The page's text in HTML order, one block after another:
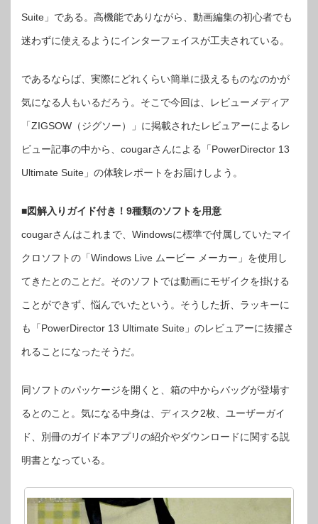
Suite」である。高機能でありながら、動画編集の初心者でも
迷わずに使えるようにインターフェイスが工夫されている。
であるならば、実際にどれくらい簡単に扱えるものなのかが
気になる人もいるだろう。そこで今回は、レビューメディア
「ZIGSOW（ジグソー）」に掲載されたレビュアーによるレ
ビュー記事の中から、cougarさんによる「PowerDirector 13
Ultimate Suite」の体験レポートをお届けしよう。
■図解入りガイド付き！9種類のソフトを用意
cougarさんはこれまで、Windowsに標準で付属していたマイ
クロソフトの「Windows Live ムービー メーカー」を使用し
てきたとのことだ。そのソフトでは動画にモザイクを掛ける
ことができず、悩んでいたという。そうした折、ラッキーに
も「PowerDirector 13 Ultimate Suite」のレビュアーに抜擢さ
れることになったそうだ。
同ソフトのパッケージを開くと、箱の中からバッグが登場す
るとのこと。気になる中身は、ディスク2枚、ユーザーガイ
ド、別冊のガイド本アプリの紹介やダウンロードに関する説
明書となっている。